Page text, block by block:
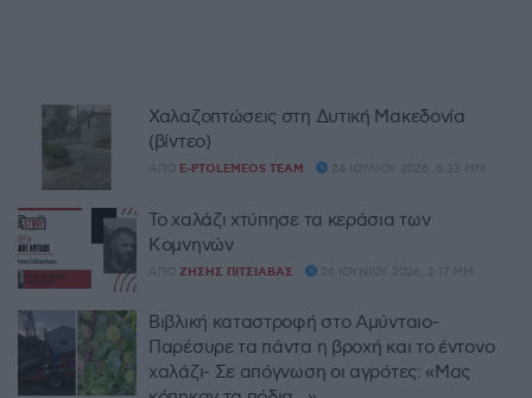
Χαλαζοπτώσεις στη Δυτική Μακεδονία
(βίντεο)
ΑΠΌ E-PTOLEMEOS TEAM 24 ΙΟΥΛΊΟΥ 2026, 6:33 ΜΜ
Το χαλάζι χτύπησε τα κεράσια των
Κομνηνών
ΑΠΌ ΖΉΣΗΣ ΠΙΤΣΙΆΒΑΣ 26 ΙΟΥΝΊΟΥ 2026, 2:17 ΜΜ
Βιβλική καταστροφή στο Αμύνταιο-
Παρέσυρε τα πάντα η βροχή και το έντονο
χαλάζι- Σε απόγνωση οι αγρότες: «Μας